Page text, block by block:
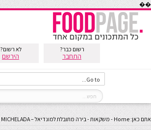
��
רשום כבר?
התחבר
לא רשום?
הירשם
אתם כאן: Home
- משקאות-בירה מתובלת למונדיאל – MICHELADA